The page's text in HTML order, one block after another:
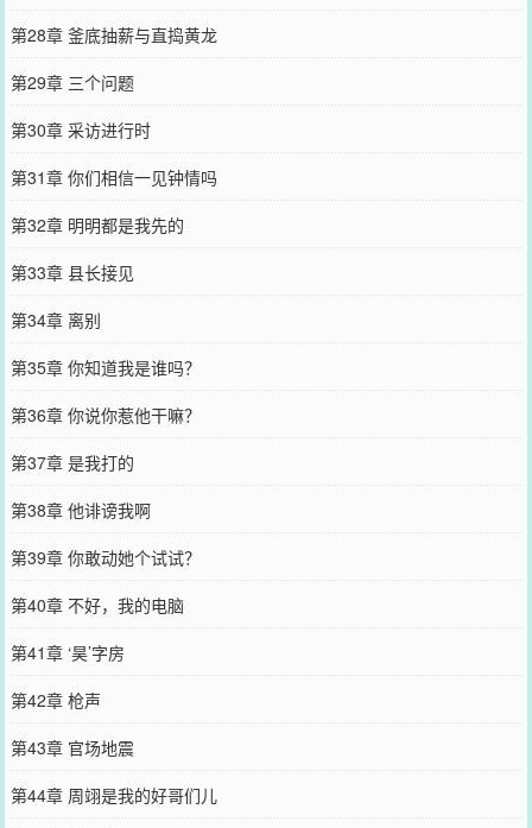
第28章 釜底抽薪与直捣黄龙
第29章 三个问题
第30章 采访进行时
第31章 你们相信一见钟情吗
第32章 明明都是我先的
第33章 县长接见
第34章 离别
第35章 你知道我是谁吗？
第36章 你说你惹他干嘛？
第37章 是我打的
第38章 他诽谤我啊
第39章 你敢动她个试试？
第40章 不好，我的电脑
第41章 ‘昊’字房
第42章 枪声
第43章 官场地震
第44章 周翊是我的好哥们儿